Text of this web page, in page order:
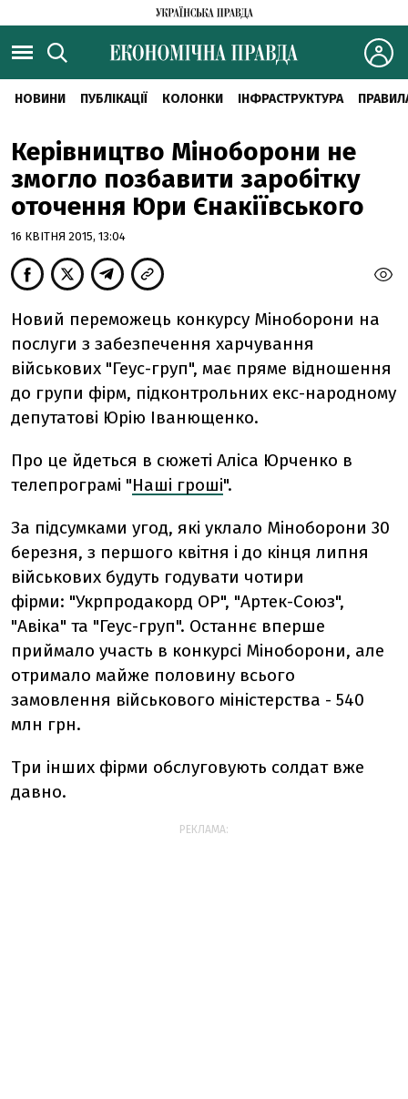
НОВИНИ ПУБЛІКАЦІЇ КОЛОНКИ ІНФРАСТРУКТУРА
Керівництво Міноборони не
змогло позбавити заробітку
оточення Юри Єнакіївського
16 КВІТНЯ 2015, 13:04
Новий переможець конкурсу Міноборони на
послуги з забезпечення харчування
військових "Геус-груп", має пряме відношення
до групи фірм, підконтрольних екс-народному
депутатові Юрію Іванющенко.
Про це йдеться в сюжеті Аліса Юрченко в
телепрограмі "Наші гроші".
За підсумками угод, які уклало Міноборони 30
березня, з першого квітня і до кінця липня
військових будуть годувати чотири
фірми: "Укрпродакорд ОР", "Артек-Союз",
"Авіка" та "Геус-груп". Останнє вперше
приймало участь в конкурсі Міноборони, але
отримало майже половину всього
замовлення військового міністерства - 540
млн грн.
Три інших фірми обслуговують солдат вже
давно.
РЕКЛАМА: